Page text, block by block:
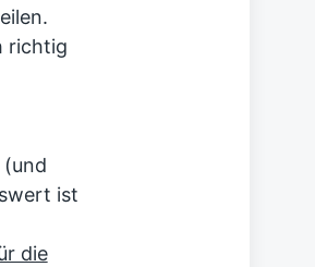
richtig
ist
die